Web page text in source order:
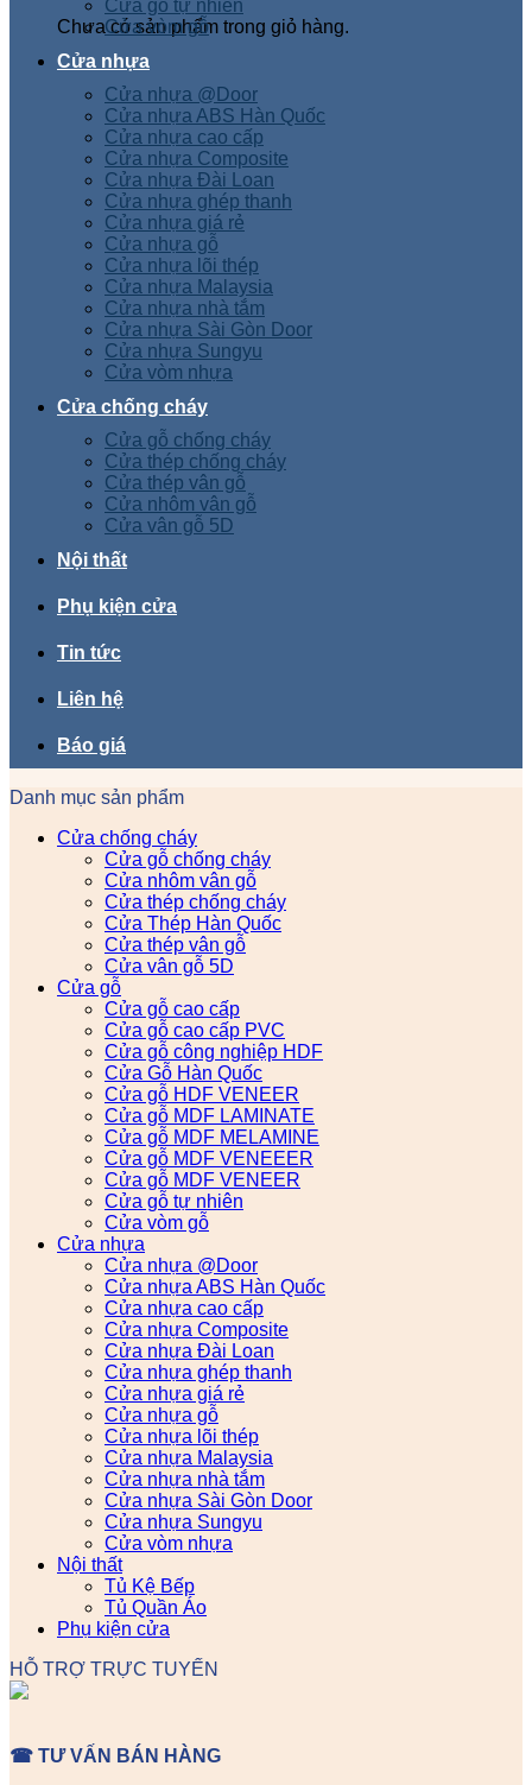
Chưa có sản phẩm trong giỏ hàng.
Cửa gỗ tự nhiên
Cửa vòm gỗ
Cửa nhựa
Cửa nhựa @Door
Cửa nhựa ABS Hàn Quốc
Cửa nhựa cao cấp
Cửa nhựa Composite
Cửa nhựa Đài Loan
Cửa nhựa ghép thanh
Cửa nhựa giá rẻ
Cửa nhựa gỗ
Cửa nhựa lõi thép
Cửa nhựa Malaysia
Cửa nhựa nhà tắm
Cửa nhựa Sài Gòn Door
Cửa nhựa Sungyu
Cửa vòm nhựa
Cửa chống cháy
Cửa gỗ chống cháy
Cửa thép chống cháy
Cửa thép vân gỗ
Cửa nhôm vân gỗ
Cửa vân gỗ 5D
Nội thất
Phụ kiện cửa
Tin tức
Liên hệ
Báo giá
Danh mục sản phẩm
Cửa chống cháy
Cửa gỗ chống cháy
Cửa nhôm vân gỗ
Cửa thép chống cháy
Cửa Thép Hàn Quốc
Cửa thép vân gỗ
Cửa vân gỗ 5D
Cửa gỗ
Cửa gỗ cao cấp
Cửa gỗ cao cấp PVC
Cửa gỗ công nghiệp HDF
Cửa Gỗ Hàn Quốc
Cửa gỗ HDF VENEER
Cửa gỗ MDF LAMINATE
Cửa gỗ MDF MELAMINE
Cửa gỗ MDF VENEEER
Cửa gỗ MDF VENEER
Cửa gỗ tự nhiên
Cửa vòm gỗ
Cửa nhựa
Cửa nhựa @Door
Cửa nhựa ABS Hàn Quốc
Cửa nhựa cao cấp
Cửa nhựa Composite
Cửa nhựa Đài Loan
Cửa nhựa ghép thanh
Cửa nhựa giá rẻ
Cửa nhựa gỗ
Cửa nhựa lõi thép
Cửa nhựa Malaysia
Cửa nhựa nhà tắm
Cửa nhựa Sài Gòn Door
Cửa nhựa Sungyu
Cửa vòm nhựa
Nội thất
Tủ Kệ Bếp
Tủ Quần Áo
Phụ kiện cửa
HỖ TRỢ TRỰC TUYẾN
☎ TƯ VẤN BÁN HÀNG